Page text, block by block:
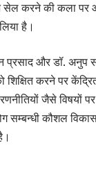
करने की कला पर
है।
और डॉ. अनुप
शिक्षित करने पर
जैसे विषयों पर
सम्बन्धी कौशल